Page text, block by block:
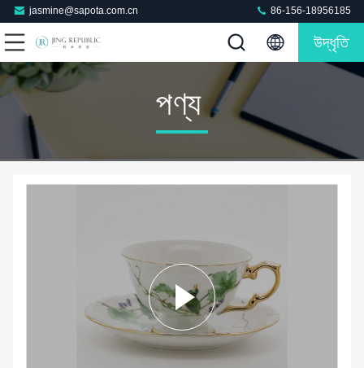
jasmine@sapota.com.cn 86-156-18956185
উদ্ধৃতি
পণ্য